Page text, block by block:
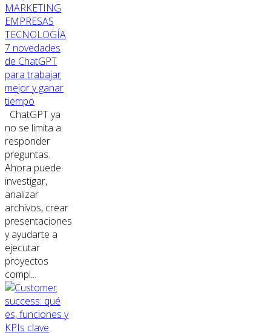
MARKETING
EMPRESAS
TECNOLOGÍA
7 novedades
de ChatGPT
para trabajar
mejor y ganar
tiempo
ChatGPT ya
no se limita a
responder
preguntas.
Ahora puede
investigar,
analizar
archivos, crear
presentaciones
y ayudarte a
ejecutar
proyectos
compl...